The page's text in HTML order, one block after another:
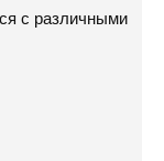
с различными